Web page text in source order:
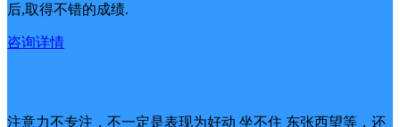
后,取得不错的成绩.
咨询详情
注意力不专注，不一定是表现为好动 坐不住 东张西望等，还